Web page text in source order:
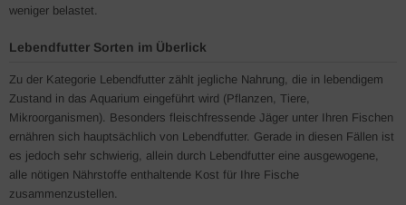
weniger belastet.
Lebendfutter Sorten im Überlick
Zu der Kategorie Lebendfutter zählt jegliche Nahrung, die in lebendigem
Zustand in das Aquarium eingeführt wird (Pflanzen, Tiere,
Mikroorganismen). Besonders fleischfressende Jäger unter Ihren Fischen
ernähren sich hauptsächlich von Lebendfutter. Gerade in diesen Fällen ist
es jedoch sehr schwierig, allein durch Lebendfutter eine ausgewogene,
alle nötigen Nährstoffe enthaltende Kost für Ihre Fische
zusammenzustellen.